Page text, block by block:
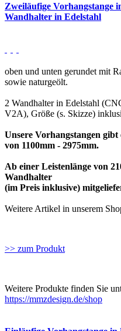
Zweiläufige Vorhangstange
Wandhalter in Edelstahl
oben und unten gerundet mit
sowie naturgeölt.
2 Wandhalter in Edelstahl
V2A), Größe (s. Skizze)
Unsere Vorhangstangen gibt
von 1100mm - 2975mm.
Ab einer Leistenlänge von
Wandhalter
(im Preis inklusive)
Weitere Artikel in unserem
>> zum Produkt
Weitere Produkte finden Sie
https://mmzdesign.de/shop